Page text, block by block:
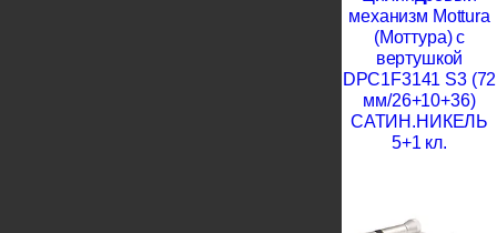
механизм Mottura
(Моттура) с
вертушкой
DPC1F3141 S3 (72
мм/26+10+36)
САТИН.НИКЕЛЬ
5+1 кл.